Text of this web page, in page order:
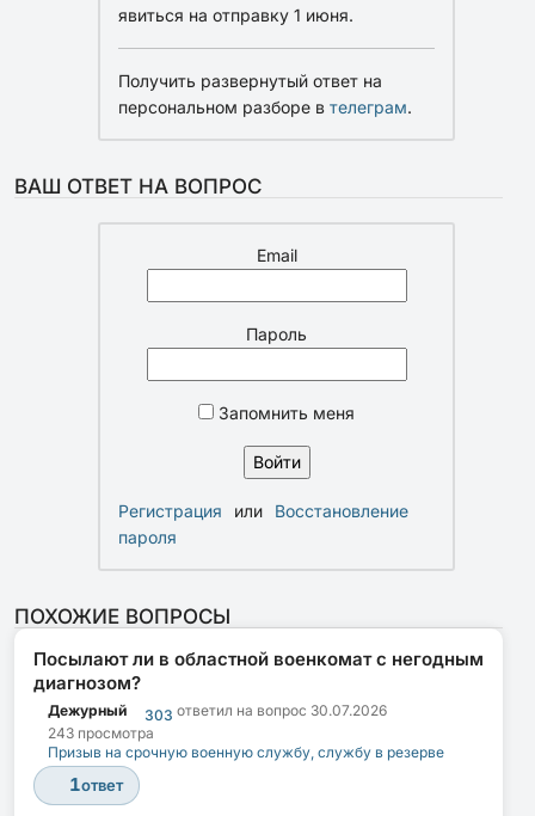
явиться на отправку 1 июня.
Получить развернутый ответ на
персональном разборе в телеграм.
ВАШ ОТВЕТ НА ВОПРОС
Email
Пароль
Запомнить меня
Регистрация или
Восстановление
пароля
ПОХОЖИЕ ВОПРОСЫ
Посылают ли в областной военкомат с негодным
диагнозом?
Дежурный 303 ответил на вопрос 30.07.2026
243 просмотра
Призыв на срочную военную службу, службу в резерве
1ответ